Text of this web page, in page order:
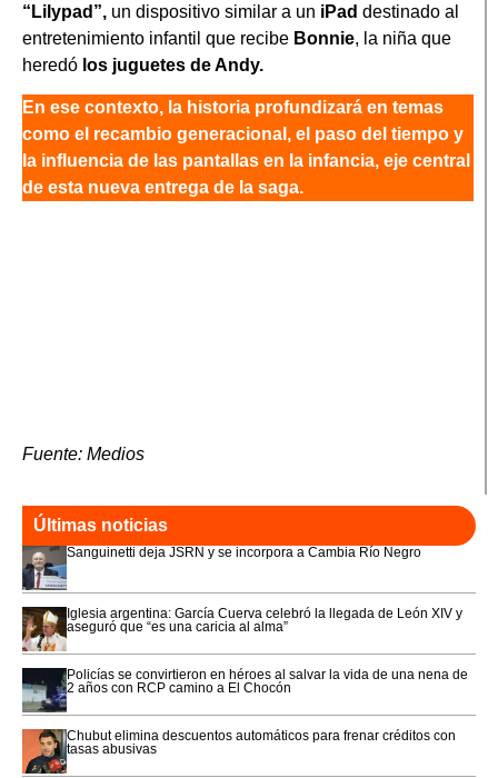
“Lilypad”, un dispositivo similar a un iPad destinado al
entretenimiento infantil que recibe Bonnie, la niña que
heredó los juguetes de Andy.
En ese contexto, la historia profundizará en temas
como el recambio generacional, el paso del tiempo y
la influencia de las pantallas en la infancia, eje central
de esta nueva entrega de la saga.
Fuente: Medios
Últimas noticias
Sanguinetti deja JSRN y se incorpora a Cambia Río Negro
Iglesia argentina: García Cuerva celebró la llegada de León XIV y
aseguró que “es una caricia al alma”
Policías se convirtieron en héroes al salvar la vida de una nena de
2 años con RCP camino a El Chocón
Chubut elimina descuentos automáticos para frenar créditos con
tasas abusivas